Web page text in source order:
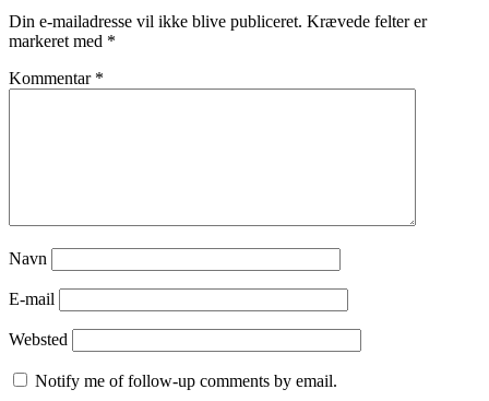
Din e-mailadresse vil ikke blive publiceret. Krævede felter er
markeret med *
Kommentar *
Navn
E-mail
Websted
Notify me of follow-up comments by email.